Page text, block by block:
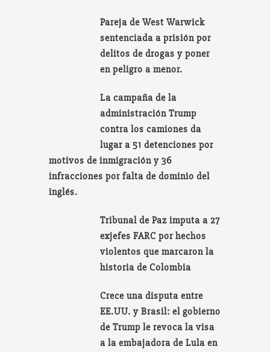
Pareja de West Warwick
sentenciada a prisión por
delitos de drogas y poner
en peligro a menor.
La campaña de la
administración Trump
contra los camiones da
lugar a 51 detenciones por
motivos de inmigración y 36
infracciones por falta de dominio del
inglés.
Tribunal de Paz imputa a 27
exjefes FARC por hechos
violentos que marcaron la
historia de Colombia
Crece una disputa entre
EE.UU. y Brasil: el gobierno
de Trump le revoca la visa
a la embajadora de Lula en